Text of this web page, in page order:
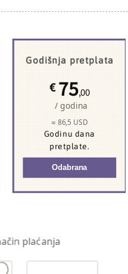
Godišnja pretplata
€75,00
/ godina
≈ 86,5 USD
Godinu dana
pretplate.
Odabrana
plaćanja
nezamislivo: može
s njom učiniti